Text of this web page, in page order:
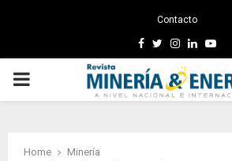
Contacto
Facebook
TwitterInstagram
Linkedin
PRIMARY
Home
Minería